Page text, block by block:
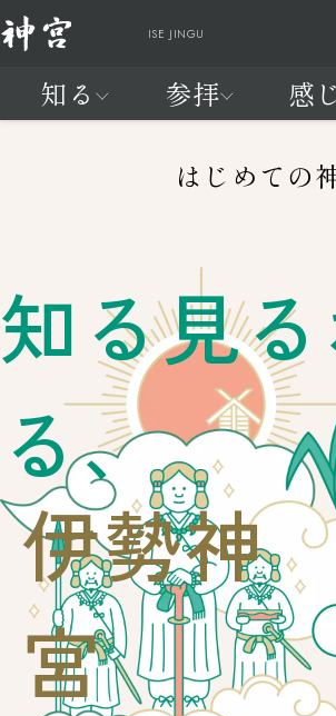
ISE JINGU
日本語
知る
知る
宮
に
と
よく見ら
皇大神宮
参拝
参拝
拝・
ご祈
交通アク
感
感じる
宮へ
第63回神宮式年
トップ
はじめての
知る見
る、
伊勢神
宮